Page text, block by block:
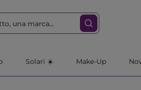
Solari ☀️ Make-Up